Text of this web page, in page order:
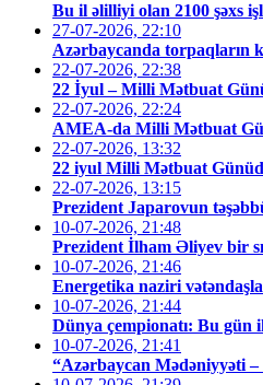
Bu il əlilliyi olan 2100 şəxs
27-07-2026, 22:10
Azərbaycanda torpaqların
22-07-2026, 22:38
22 İyul – Milli Mətbuat
22-07-2026, 22:24
AMEA-da Milli Mətbuat
22-07-2026, 13:32
22 iyul Milli Mətbuat
22-07-2026, 13:15
Prezident Japarovun
10-07-2026, 21:48
Prezident İlham Əliyev bir
10-07-2026, 21:46
Energetika naziri
10-07-2026, 21:44
Dünya çempionatı: Bu gün
10-07-2026, 21:41
“Azərbaycan Mədəniyyəti –